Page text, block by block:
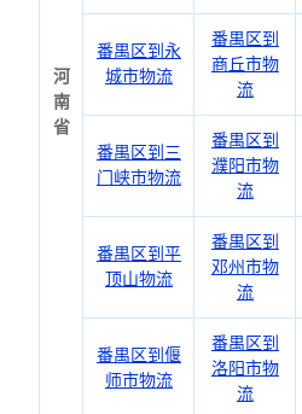
河
南
省
番禺区到永
城市物流
番禺区到
商丘市物
流
番禺区到三
门峡市物流
番禺区到
濮阳市物
流
番禺区到平
顶山物流
番禺区到
邓州市物
流
番禺区到偃
师市物流
番禺区到
洛阳市物
流